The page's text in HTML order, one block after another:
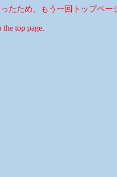
たため、もう一回トップペー
the top page.